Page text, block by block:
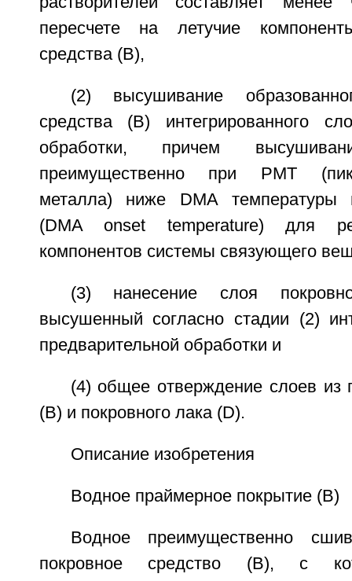
пересчете на летучие
средства (В),
(2) высушивание
средства (В) интегрированного
обработки, причем
преимущественно при РМТ
металла) ниже DMA температуры
(DMA onset temperature) для
компонентов системы связующего
(3) нанесение слоя
высушенный согласно стадии (2)
предварительной обработки и
(4) общее отверждение слоев из
(В) и покровного лака (D).
Описание изобретения
Водное праймерное покрытие (В)
Водное преимущественно
покровное средство (В), с